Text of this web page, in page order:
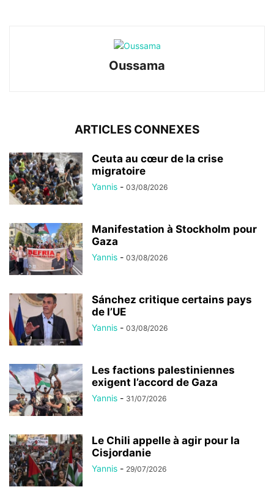
Oussama
ARTICLES CONNEXES
Ceuta au cœur de la crise
migratoire
Yannis - 03/08/2026
Manifestation à Stockholm pour
Gaza
Yannis - 03/08/2026
Sánchez critique certains pays
de l’UE
Yannis - 03/08/2026
Les factions palestiniennes
exigent l’accord de Gaza
Yannis - 31/07/2026
Le Chili appelle à agir pour la
Cisjordanie
Yannis - 29/07/2026